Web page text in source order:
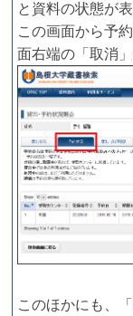
と資料の状態が
この画面から予
面右端の「取消
このほかにも、